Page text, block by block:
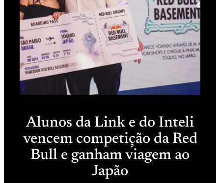
Alunos da Link e do Inteli
vencem competição da Red
Bull e ganham viagem ao
Japão